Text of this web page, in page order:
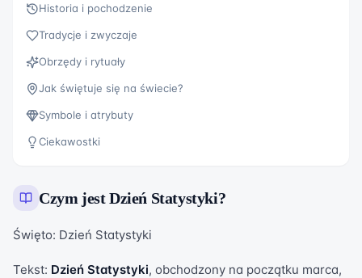
Historia i pochodzenie
Tradycje i zwyczaje
Obrzędy i rytuały
Jak świętuje się na świecie?
Symbole i atrybuty
Ciekawostki
Czym jestDzień Statystyki?
Święto: Dzień Statystyki
Tekst: Dzień Statystyki, obchodzony na początku marca,